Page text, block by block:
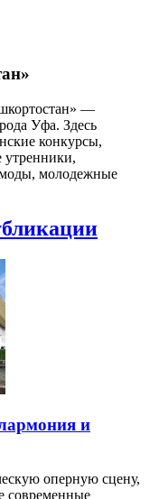
—
Уфа. Здесь
конкурсы,
утренники,
молодежные
и
оперную сцену,
современные